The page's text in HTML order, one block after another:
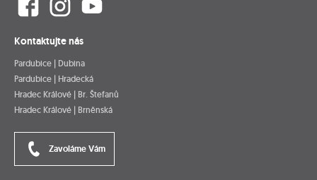
Kontaktujte nás
Pardubice | Dubina
Pardubice | Hradecká
Hradec Králové | Br. Štefanů
Hradec Králové | Brněnská
Zavoláme Vám